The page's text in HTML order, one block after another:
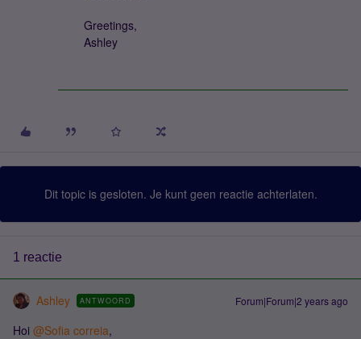
Greetings,
Ashley
Dit topic is gesloten. Je kunt geen reactie achterlaten.
1 reactie
Ashley ANTWOORD Forum|Forum|2 years ago
Hoi @Sofia correia,